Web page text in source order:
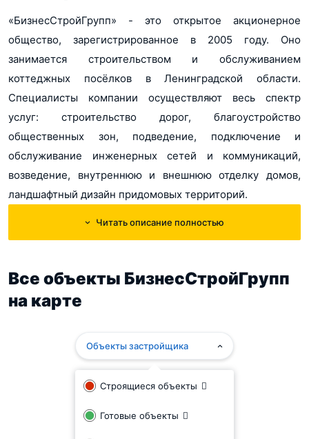
«БизнесСтройГрупп» - это открытое акционерное
общество, зарегистрированное в 2005 году. Оно
занимается строительством и обслуживанием
коттеджных посёлков в Ленинградской области.
Специалисты компании осуществляют весь спектр
услуг: строительство дорог, благоустройство
общественных зон, подведение, подключение и
обслуживание инженерных сетей и коммуникаций,
возведение, внутреннюю и внешнюю отделку домов,
ландшафтный дизайн придомовых территорий.
«БизнесСтройГрупп» строит дома из газобетона,
технологии, контролирует работы на всех этапах и
проводит профессиональные консультации.
и «Красная горка».
Читать описание полностью
Все объекты БизнесСтройГрупп
на карте
Объекты застройщика
Строящиеся объекты
Готовые объекты